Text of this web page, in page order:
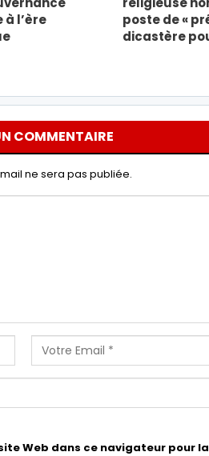
l’ère
poste de «
dicastère
COMMENTAIRE
ne sera pas publiée.
Web dans ce navigateur pour